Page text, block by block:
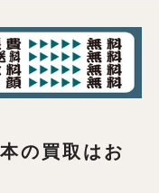
の買取はお